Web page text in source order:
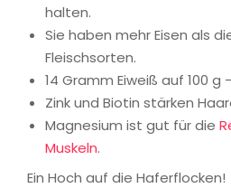
halten.
Sie haben mehr Eisen als
Fleischsorten.
14 Gramm Eiweiß auf 100 g
Zink und Biotin stärken
Magnesium ist gut für die
Muskeln.
Ein Hoch auf die Haferflocken!